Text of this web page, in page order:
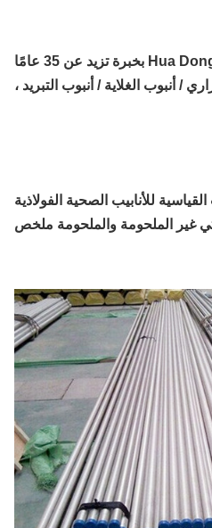
تتمتع Hua Dong Energy Technology بخبرة تزيد عن 35 عامًا
الغلاية / أنبوب التبريد ،
للأنابيب الصحية الفولاذية
الملحومة والملحومة ملخص